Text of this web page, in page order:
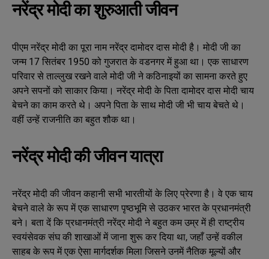
नरेंद्र मोदी का शुरुआती जीवन
पीएम नरेंद्र मोदी का पूरा नाम नरेंद्र दामोदर दास मोदी है। मोदी जी का
जन्म 17 सितंबर 1950 को गुजरात के वडनगर में हुआ था। एक साधारण
परिवार से ताल्लुख रखने वाले मोदी जी ने कठिनाइयों का सामना करते हुए
अपने सपनों को साकार किया। नरेंद्र मोदी के पिता दामोदर दास मोदी चाय
बेचने का काम करते थे। अपने पिता के साथ मोदी जी भी चाय बेचते थे।
वहीं उन्हें राजनीति का बहुत शौक था।
नरेंद्र मोदी की जीवन यात्रा
नरेंद्र मोदी की जीवन कहानी सभी भारतीयों के लिए प्रेरणा है। वे एक चाय
बेचने वाले के रूप में एक साधारण पृष्ठभूमि से उठकर भारत के प्रधानमंत्री
बने। बता दें कि प्रधानमंत्री नरेंद्र मोदी ने बहुत कम उम्र में ही राष्ट्रीय
स्वयंसेवक संघ की शाखाओं में जाना शुरू कर दिया था, जहाँ उन्हें वकील
साहब के रूप में एक ऐसा मार्गदर्शक मिला जिसने उनमें नैतिक मूल्यों और